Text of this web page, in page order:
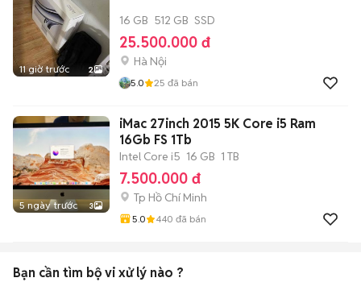
11 giờ trước 2
16 GB 512 GB SSD
25.500.000 đ
Hà Nội
5.0 25 đã bán
5 ngày trước 3
iMac 27inch 2015 5K Core i5 Ram
16Gb FS 1Tb
Intel Core i5 16 GB 1 TB
7.500.000 đ
Tp Hồ Chí Minh
5.0 440 đã bán
Bạn cần tìm bộ vi xử lý nào ?